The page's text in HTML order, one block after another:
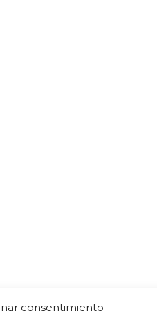
consentimiento